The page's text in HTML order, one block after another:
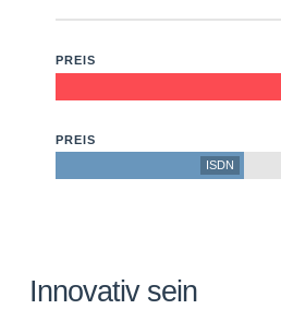
PREIS
PREIS
ISDN
Innovativ sein